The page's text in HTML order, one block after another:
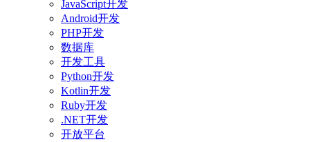
JavaScript开发
Android开发
PHP开发
数据库
开发工具
Python开发
Kotlin开发
Ruby开发
.NET开发
开放平台